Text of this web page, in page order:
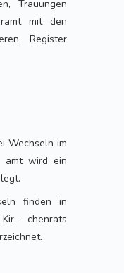
Trauungen
mit den
Register
Wechseln im
amt wird ein
finden in
- chenrats